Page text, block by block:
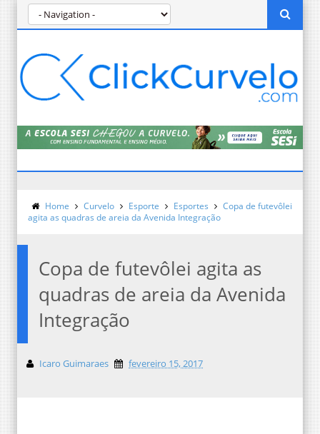
Home Curvelo Esporte Esportes
Copa de futevôlei
agita as quadras de areia da Avenida Integração
Copa de futevôlei agita as
quadras de areia da Avenida
Integração
Icaro Guimaraes fevereiro 15, 2017